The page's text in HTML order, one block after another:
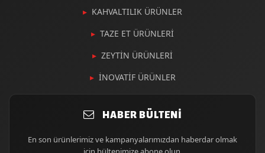
KAHVALTILIK ÜRÜNLER
TAZE ET ÜRÜNLERİ
ZEYTİN ÜRÜNLERİ
İNOVATİF ÜRÜNLER
HABER BÜLTENI
En son ürünlerimiz ve kampanyalarımızdan haberdar olmak